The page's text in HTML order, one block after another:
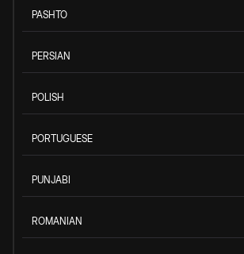
PASHTO
PERSIAN
POLISH
PORTUGUESE
PUNJABI
ROMANIAN